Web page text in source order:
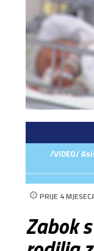
/VIDEO/
PRIJE 4
Zabok